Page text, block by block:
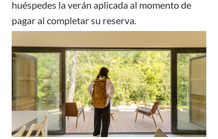
huéspedes la verán aplicada al momento de
pagar al completar su reserva.